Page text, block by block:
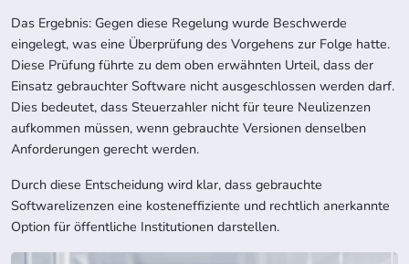
Das Ergebnis: Gegen diese Regelung wurde Beschwerde
eingelegt, was eine Überprüfung des Vorgehens zur Folge hatte.
Diese Prüfung führte zu dem oben erwähnten Urteil, dass der
Einsatz gebrauchter Software nicht ausgeschlossen werden darf.
Dies bedeutet, dass Steuerzahler nicht für teure Neulizenzen
aufkommen müssen, wenn gebrauchte Versionen denselben
Anforderungen gerecht werden.
Durch diese Entscheidung wird klar, dass gebrauchte
Softwarelizenzen eine kosteneffiziente und rechtlich anerkannte
Option für öffentliche Institutionen darstellen.